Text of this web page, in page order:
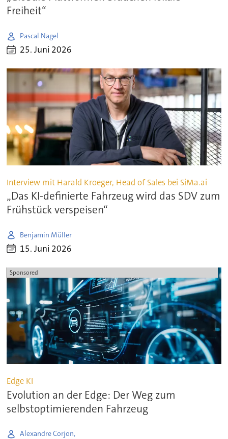
Freiheit“
Pascal Nagel
25. Juni 2026
Interview mit Harald Kroeger, Head of Sales bei SiMa.ai
„Das KI-definierte Fahrzeug wird das SDV zum
Frühstück verspeisen“
Benjamin Müller
15. Juni 2026
Sponsored
Edge KI
Evolution an der Edge: Der Weg zum
selbstoptimierenden Fahrzeug
Alexandre Corjon,